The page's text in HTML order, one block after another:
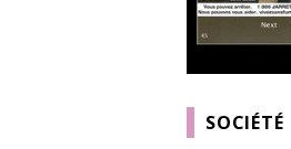
SOCIÉTÉ